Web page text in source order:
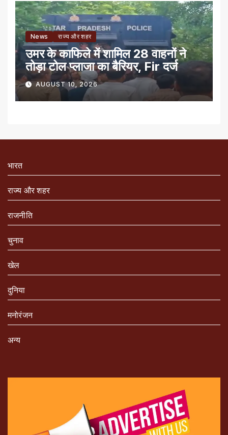
News राज्य और शहर
उमर के काफिले में शामिल 28 वाहनों ने
तोड़ा टोल प्लाजा का बैरियर, Fir दर्ज
AUGUST 10, 2026
भारत
राज्य और शहर
राजनीति
चुनाव
खेल
दुनिया
मनोरंजन
अन्य